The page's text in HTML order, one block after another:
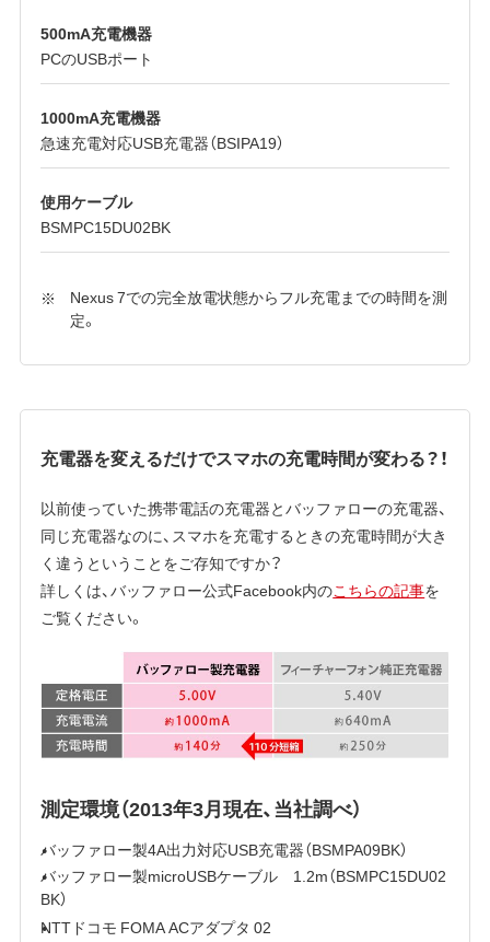
500mA充電機器
PCのUSBポート
1000mA充電機器
急速充電対応USB充電器（BSIPA19）
使用ケーブル
BSMPC15DU02BK
Nexus 7での完全放電状態からフル充電までの時間を測
定。
充電器を変えるだけでスマホの充電時間が変わる？！
以前使っていた携帯電話の充電器とバッファローの充電器、
同じ充電器なのに、スマホを充電するときの充電時間が大き
く違うということをご存知ですか？
詳しくは、バッファロー公式Facebook内のこちらの記事を
ご覧ください。
測定環境（2013年3月現在、当社調べ）
バッファロー製4A出力対応USB充電器（BSMPA09BK）
バッファロー製microUSBケーブル 1.2m（BSMPC15DU02
BK）
NTTドコモ FOMA ACアダプタ 02